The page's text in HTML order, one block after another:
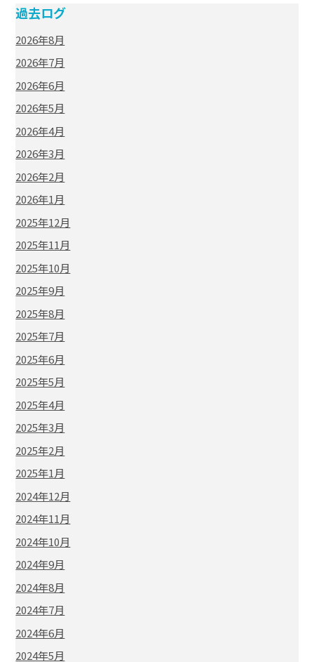
過去ログ
2026年8月
2026年7月
2026年6月
2026年5月
2026年4月
2026年3月
2026年2月
2026年1月
2025年12月
2025年11月
2025年10月
2025年9月
2025年8月
2025年7月
2025年6月
2025年5月
2025年4月
2025年3月
2025年2月
2025年1月
2024年12月
2024年11月
2024年10月
2024年9月
2024年8月
2024年7月
2024年6月
2024年5月